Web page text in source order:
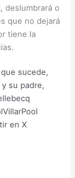
deslumbrará o
que no dejará
tiene la
sucede,
su padre,
en X